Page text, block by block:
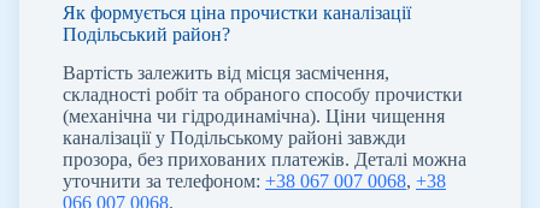
Як формується ціна прочистки каналізації
Подільський район?
Вартість залежить від місця засмічення,
складності робіт та обраного способу прочистки
(механічна чи гідродинамічна). Ціни чищення
каналізації у Подільському районі завжди
прозора, без прихованих платежів. Деталі можна
уточнити за телефоном: +38 067 007 0068, +38
066 007 0068.